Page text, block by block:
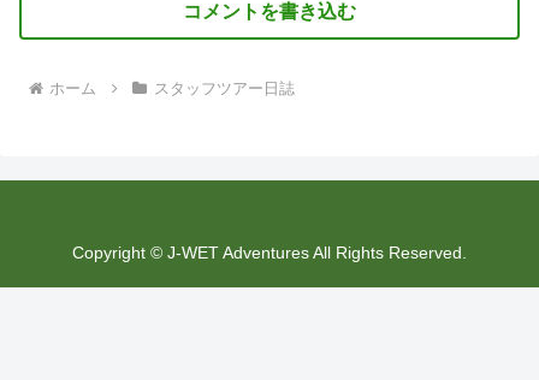
コメントを書き込む
ホーム スタッフツアー日誌
Copyright © J-WET Adventures All Rights Reserved.